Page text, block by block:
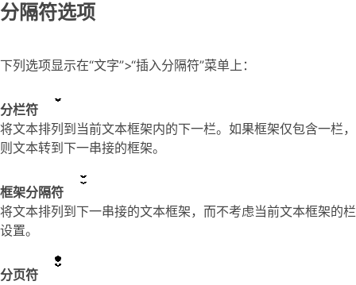
分隔符选项
下列选项显示在“文字”>“插入分隔符”菜单上：
分栏符
将文本排列到当前文本框架内的下一栏。如果框架仅包含一栏，
则文本转到下一串接的框架。
框架分隔符
将文本排列到下一串接的文本框架，而不考虑当前文本框架的栏
设置。
分页符